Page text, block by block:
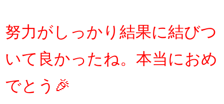
努力がしっかり結果に結びつ
いて良かったね。本当におめ
でとう🎉